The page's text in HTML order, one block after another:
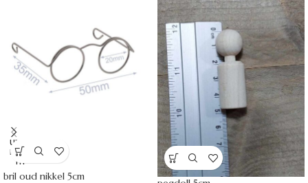
UITVE
RKOC
HT
bril oud nikkel 5cm